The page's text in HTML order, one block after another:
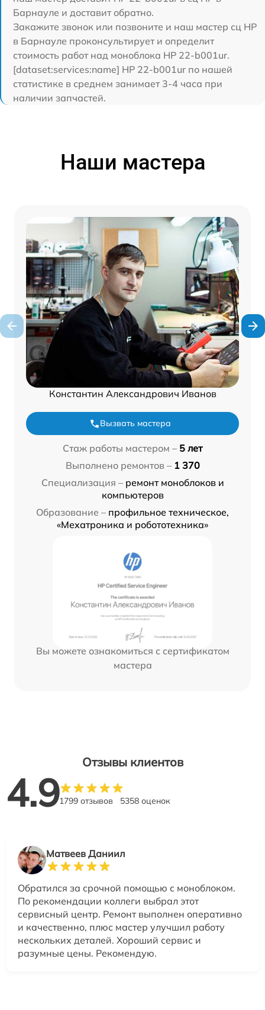
Барнауле и доставит обратно.
Закажите звонок или позвоните и наш мастер сц HP
в Барнауле проконсультирует и определит
стоимость работ над моноблока HP 22-b001ur.
[dataset:services:name] HP 22-b001ur по нашей
статистике в среднем занимает 3-4 часа при
наличии запчастей.
Наши мастера
Константин Александрович Иванов
Вызвать мастера
Стаж работы мастером – 5 лет
Выполнено ремонтов – 1 370
Специализация – ремонт моноблоков и
компьютеров
Образование – профильное техническое,
«Мехатроника и робототехника»
Вы можете ознакомиться с сертификатом
мастера
Отзывы клиентов
4.91799 отзывов 5358 оценок
Матвеев Даниил
Обратился за срочной помощью с моноблоком.
По рекомендации коллеги выбрал этот
сервисный центр. Ремонт выполнен оперативно
и качественно, плюс мастер улучшил работу
нескольких деталей. Хороший сервис и
разумные цены. Рекомендую.